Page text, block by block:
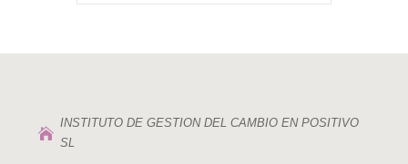

INSTITUTO DE GESTION DEL CAMBIO EN POSITIVO
SL